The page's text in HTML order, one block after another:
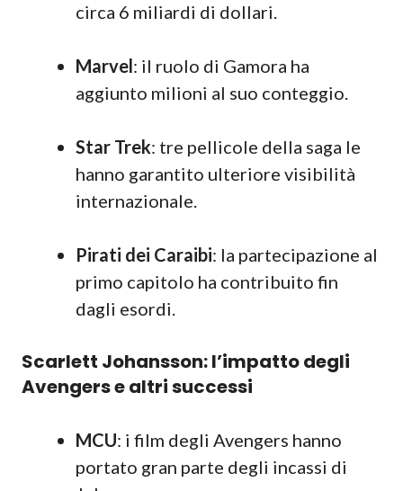
circa 6 miliardi di dollari.
Marvel: il ruolo di Gamora ha
aggiunto milioni al suo conteggio.
Star Trek: tre pellicole della saga le
hanno garantito ulteriore visibilità
internazionale.
Pirati dei Caraibi: la partecipazione al
primo capitolo ha contribuito fin
dagli esordi.
Scarlett Johansson: l’impatto degli
Avengers e altri successi
MCU: i film degli Avengers hanno
portato gran parte degli incassi di